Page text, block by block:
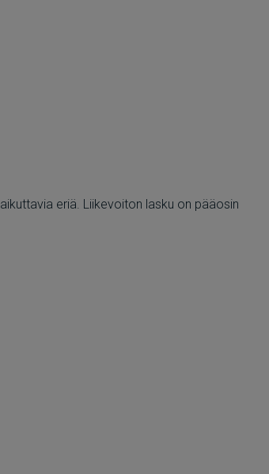
eriä. Liikevoiton lasku on pääosin